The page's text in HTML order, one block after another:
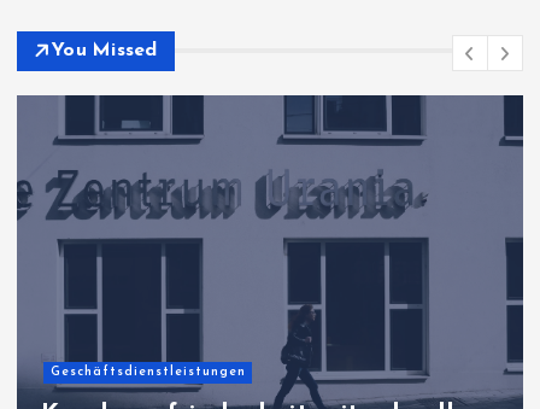
You Missed
Geschäftsdienstleistungen